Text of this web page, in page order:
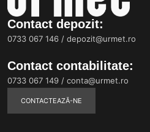
Contact depozit:
0733 067 146 / depozit@urmet.ro
Contact contabilitate:
0733 067 149 / conta@urmet.ro
CONTACTEAZĂ-NE